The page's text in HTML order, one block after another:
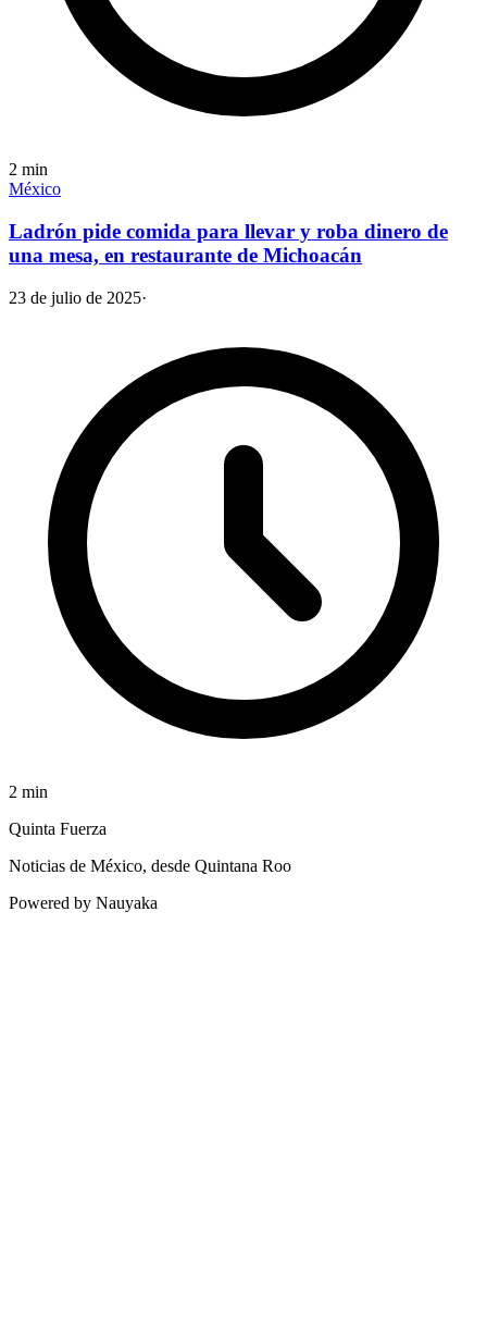
2 min
México
Ladrón pide comida para llevar y roba dinero de
una mesa, en restaurante de Michoacán
23 de julio de 2025·
2 min
Quinta Fuerza
Noticias de México, desde Quintana Roo
Powered by Nauyaka